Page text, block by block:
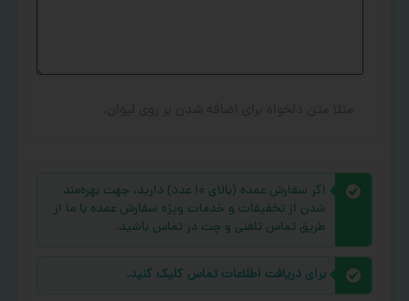
اگر سفارش عمده (بالای ۱۰ عدد) دارید، جهت بهره‌مند
شدن از تخفیفات و خدمات ویژه سفارش عمده با ما از
طریق تماس تلفنی و چت در تماس باشید.
برای دریافت اطلاعات تماس کلیک کنید.